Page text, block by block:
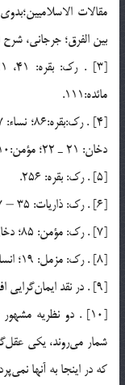
مقالات
بين الفرق؛ جرجاني،
مائده:‌111.
دخان: 21 ـ 22؛ مؤمن:‌10 ـ 11.
[5] . رك: بقره: 256.
[6] . رك: ذاريات: 35 – 37.
[7] . رك: مؤمن: 85؛ دخان؛ 12 ـ 13.
[8] . رك: مزمل: 19؛ انسان: 29.
[9] . در نقد ايمان‌گرايي افراطي توضيحات بيشتري درباره ايمان خواهد آمد.
[10] . دو نظريه
شمار مي‌روند، يكي
كه در اينجا به آنها